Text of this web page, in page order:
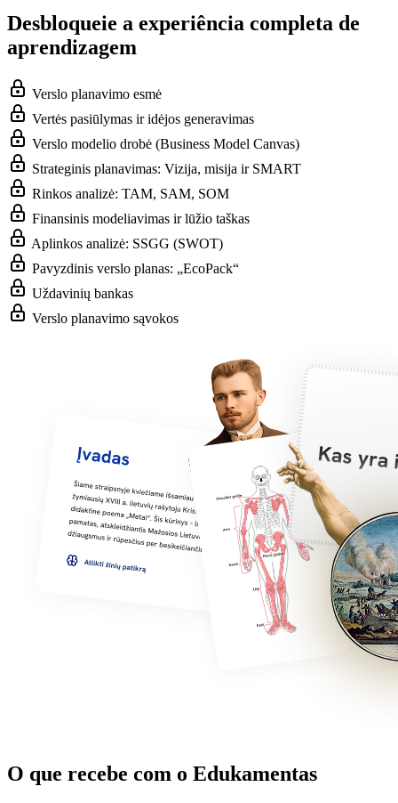
Desbloqueie a experiência completa de
aprendizagem
Verslo planavimo esmė
Vertės pasiūlymas ir idėjos generavimas
Verslo modelio drobė (Business Model Canvas)
Strateginis planavimas: Vizija, misija ir SMART
Rinkos analizė: TAM, SAM, SOM
Finansinis modeliavimas ir lūžio taškas
Aplinkos analizė: SSGG (SWOT)
Pavyzdinis verslo planas: „EcoPack“
Uždavinių bankas
Verslo planavimo sąvokos
O que recebe com o Edukamentas